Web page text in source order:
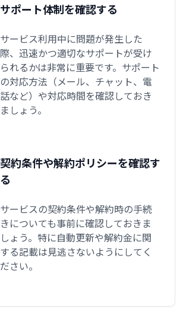
サポート体制を確認する
サービス利用中に問題が発生した
際、迅速かつ適切なサポートが受け
られるかは非常に重要です。サポート
の対応方法（メール、チャット、電
話など）や対応時間を確認しておき
ましょう。
契約条件や解約ポリシーを確認す
る
サービスの契約条件や解約時の手続
きについても事前に確認しておきま
しょう。特に自動更新や解約金に関
する記載は見逃さないようにしてく
ださい。